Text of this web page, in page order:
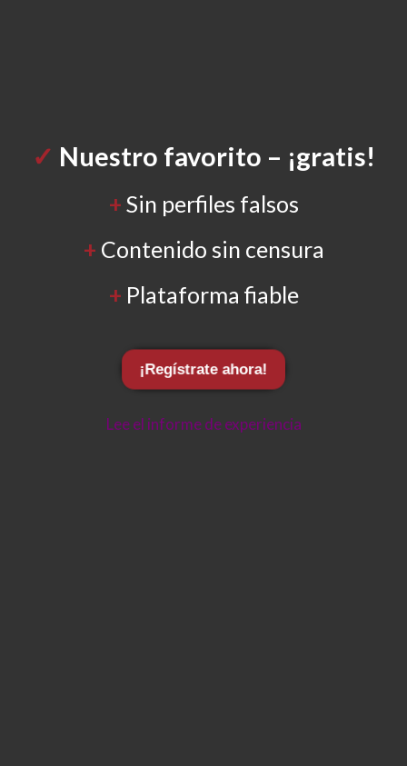
✓ Nuestro favorito – ¡gratis!
+ Sin perfiles falsos
+ Contenido sin censura
+ Plataforma fiable
¡Regístrate ahora!
Lee el informe de experiencia